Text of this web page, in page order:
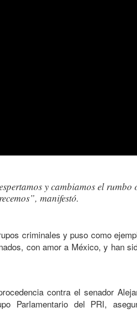
y cambiamos el rumbo
manifestó.
criminales y puso como
con amor a México, y han
contra el senador
Parlamentario del PRI,